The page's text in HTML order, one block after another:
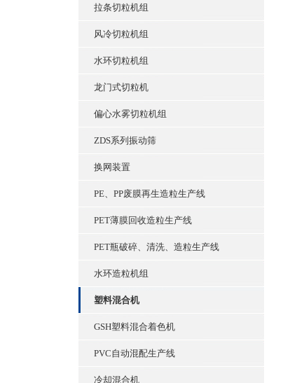
拉条切粒机组
风冷切粒机组
水环切粒机组
龙门式切粒机
偏心水雾切粒机组
ZDS系列振动筛
换网装置
PE、PP废膜再生造粒生产线
PET薄膜回收造粒生产线
PET瓶破碎、清洗、造粒生产线
水环造粒机组
塑料混合机
GSH塑料混合着色机
PVC自动混配生产线
冷却混合机